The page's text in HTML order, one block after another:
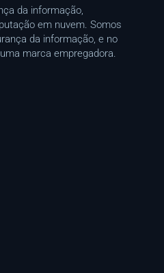
da informação,
em nuvem. Somos
da informação, e no
marca empregadora.